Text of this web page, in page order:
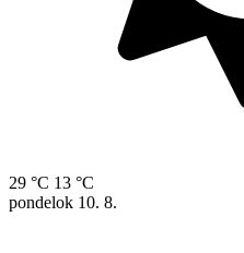
29 °C 13 °C
pondelok 10. 8.